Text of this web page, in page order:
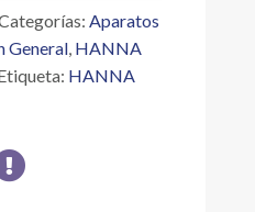
Aparatos
General, HANNA
HANNA